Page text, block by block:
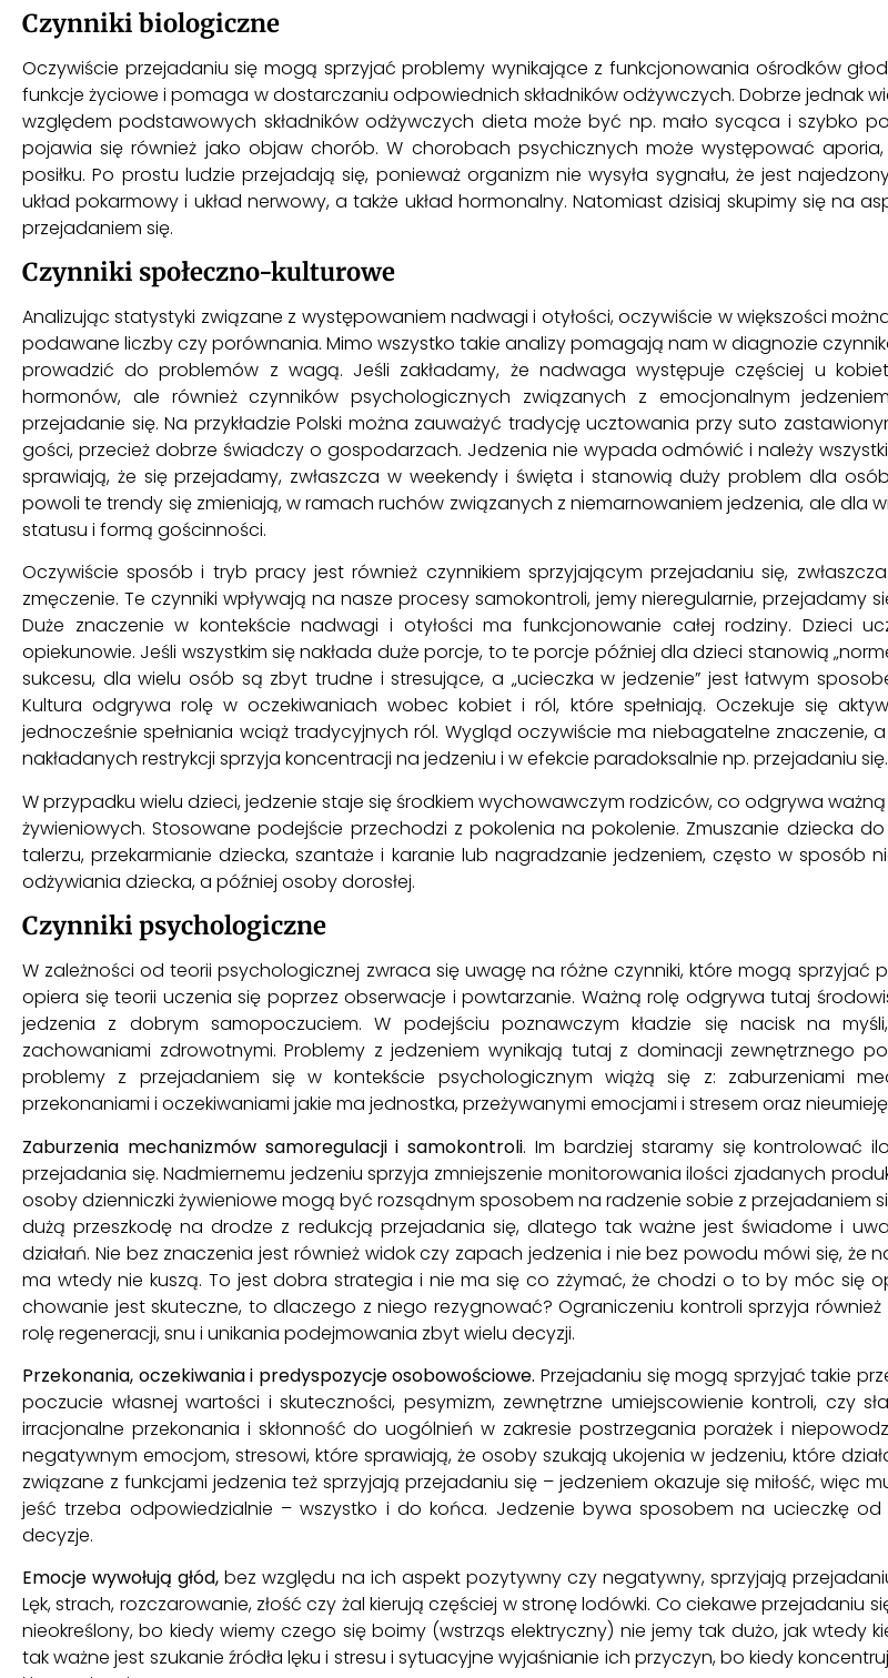
Czynniki biologiczne
Oczywiście przejadaniu się mogą sprzyjać problemy wynikające z funkcjonowania ośrodków
funkcje życiowe i pomaga w dostarczaniu odpowiednich składników odżywczych. Dobrze jednak
względem podstawowych składników odżywczych dieta może być np. mało sycąca i szybko
pojawia się również jako objaw chorób. W chorobach psychicznych może występować
posiłku. Po prostu ludzie przejadają się, ponieważ organizm nie wysyła sygnału, że jest
układ pokarmowy i układ nerwowy, a także układ hormonalny. Natomiast dzisiaj skupimy się na
przejadaniem się.
Czynniki społeczno-kulturowe
Analizując statystyki związane z występowaniem nadwagi i otyłości, oczywiście w większości
podawane liczby czy porównania. Mimo wszystko takie analizy pomagają nam w diagnozie
prowadzić do problemów z wagą. Jeśli zakładamy, że nadwaga występuje częściej u
hormonów, ale również czynników psychologicznych związanych z emocjonalnym
przejadanie się. Na przykładzie Polski można zauważyć tradycję ucztowania przy suto
gości, przecież dobrze świadczy o gospodarzach. Jedzenia nie wypada odmówić i należy
sprawiają, że się przejadamy, zwłaszcza w weekendy i święta i stanowią duży problem dla
powoli te trendy się zmieniają, w ramach ruchów związanych z niemarnowaniem jedzenia, ale dla
statusu i formą gościnności.
Oczywiście sposób i tryb pracy jest również czynnikiem sprzyjającym przejadaniu się,
zmęczenie. Te czynniki wpływają na nasze procesy samokontroli, jemy nieregularnie, przejadamy
Duże znaczenie w kontekście nadwagi i otyłości ma funkcjonowanie całej rodziny. Dzieci
opiekunowie. Jeśli wszystkim się nakłada duże porcje, to te porcje później dla dzieci stanowią
sukcesu, dla wielu osób są zbyt trudne i stresujące, a „ucieczka w jedzenie” jest łatwym
Kultura odgrywa rolę w oczekiwaniach wobec kobiet i ról, które spełniają. Oczekuje się
jednocześnie spełniania wciąż tradycyjnych ról. Wygląd oczywiście ma niebagatelne znaczenie,
nakładanych restrykcji sprzyja koncentracji na jedzeniu i w efekcie paradoksalnie np. przejadaniu się.
W przypadku wielu dzieci, jedzenie staje się środkiem wychowawczym rodziców, co odgrywa
żywieniowych. Stosowane podejście przechodzi z pokolenia na pokolenie. Zmuszanie dziecka
talerzu, przekarmianie dziecka, szantaże i karanie lub nagradzanie jedzeniem, często w sposób
odżywiania dziecka, a później osoby dorosłej.
Czynniki psychologiczne
W zależności od teorii psychologicznej zwraca się uwagę na różne czynniki, które mogą sprzyjać
opiera się teorii uczenia się poprzez obserwacje i powtarzanie. Ważną rolę odgrywa tutaj
jedzenia z dobrym samopoczuciem. W podejściu poznawczym kładzie się nacisk na
zachowaniami zdrowotnymi. Problemy z jedzeniem wynikają tutaj z dominacji zewnętrznego
problemy z przejadaniem się w kontekście psychologicznym wiążą się z: zaburzeniami
przekonaniami i oczekiwaniami jakie ma jednostka, przeżywanymi emocjami i stresem oraz
Zaburzenia mechanizmów samoregulacji i samokontroli. Im bardziej staramy się kontrolować
przejadania się. Nadmiernemu jedzeniu sprzyja zmniejszenie monitorowania ilości zjadanych
osoby dzienniczki żywieniowe mogą być rozsądnym sposobem na radzenie sobie z przejadaniem
dużą przeszkodę na drodze z redukcją przejadania się, dlatego tak ważne jest świadome i
działań. Nie bez znaczenia jest również widok czy zapach jedzenia i nie bez powodu mówi się, że
ma wtedy nie kuszą. To jest dobra strategia i nie ma się co zżymać, że chodzi o to by móc się
chowanie jest skuteczne, to dlaczego z niego rezygnować? Ograniczeniu kontroli sprzyja
rolę regeneracji, snu i unikania podejmowania zbyt wielu decyzji.
Przekonania, oczekiwania i predyspozycje osobowościowe. Przejadaniu się mogą sprzyjać takie
poczucie własnej wartości i skuteczności, pesymizm, zewnętrzne umiejscowienie kontroli, czy
irracjonalne przekonania i skłonność do uogólnień w zakresie postrzegania porażek i
negatywnym emocjom, stresowi, które sprawiają, że osoby szukają ukojenia w jedzeniu, które
związane z funkcjami jedzenia też sprzyjają przejadaniu się – jedzeniem okazuje się miłość, więc
jeść trzeba odpowiedzialnie – wszystko i do końca. Jedzenie bywa sposobem na ucieczkę
decyzje.
Emocje wywołują głód, bez względu na ich aspekt pozytywny czy negatywny, sprzyjają
Lęk, strach, rozczarowanie, złość czy żal kierują częściej w stronę lodówki. Co ciekawe przejadaniu
nieokreślony, bo kiedy wiemy czego się boimy (wstrząs elektryczny) nie jemy tak dużo, jak wtedy
tak ważne jest szukanie źródła lęku i stresu i sytuacyjne wyjaśnianie ich przyczyn, bo kiedy